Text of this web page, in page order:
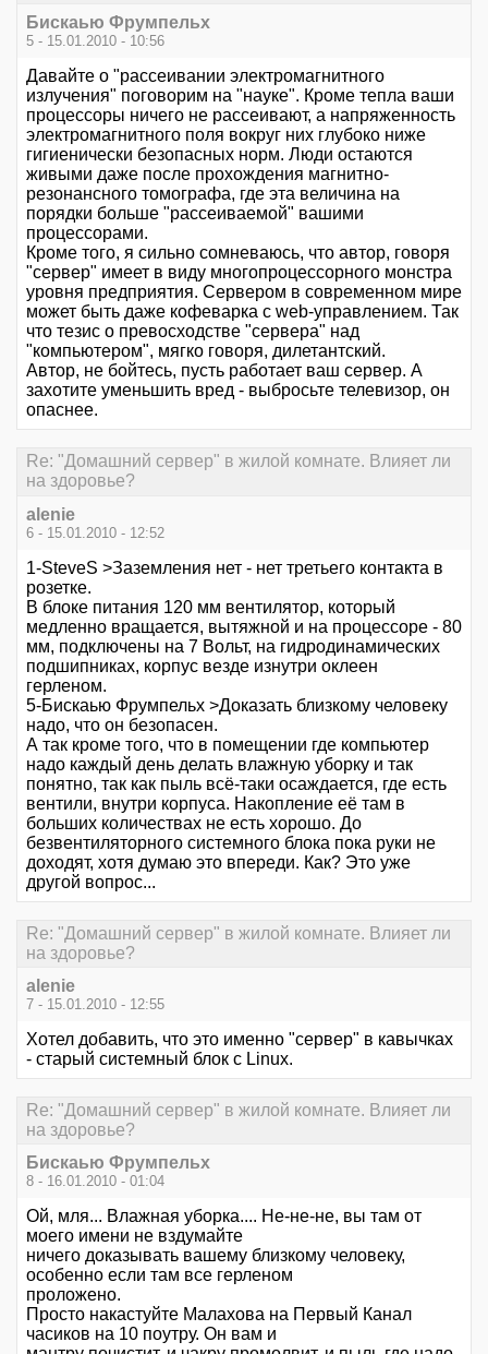
Бискаью Фрумпельх
5 - 15.01.2010 - 10:56
Давайте о "рассеивании электромагнитного
излучения" поговорим на "науке". Кроме тепла ваши
процессоры ничего не рассеивают, а напряженность
электромагнитного поля вокруг них глубоко ниже
гигиенически безопасных норм. Люди остаются
живыми даже после прохождения магнитно-
резонансного томографа, где эта величина на
порядки больше "рассеиваемой" вашими
процессорами.
Кроме того, я сильно сомневаюсь, что автор, говоря
"сервер" имеет в виду многопроцессорного монстра
уровня предприятия. Сервером в современном мире
может быть даже кофеварка с web-управлением. Так
что тезис о превосходстве "сервера" над
"компьютером", мягко говоря, дилетантский.
Автор, не бойтесь, пусть работает ваш сервер. А
захотите уменьшить вред - выбросьте телевизор, он
опаснее.
Re: "Домашний сервер" в жилой комнате. Влияет ли
на здоровье?
alenie
6 - 15.01.2010 - 12:52
1-SteveS >Заземления нет - нет третьего контакта в
розетке.
В блоке питания 120 мм вентилятор, который
медленно вращается, вытяжной и на процессоре - 80
мм, подключены на 7 Вольт, на гидродинамических
подшипниках, корпус везде изнутри оклеен
герленом.
5-Бискаью Фрумпельх >Доказать близкому человеку
надо, что он безопасен.
А так кроме того, что в помещении где компьютер
надо каждый день делать влажную уборку и так
понятно, так как пыль всё-таки осаждается, где есть
вентили, внутри корпуса. Накопление её там в
больших количествах не есть хорошо. До
безвентиляторного системного блока пока руки не
доходят, хотя думаю это впереди. Как? Это уже
другой вопрос...
Re: "Домашний сервер" в жилой комнате. Влияет ли
на здоровье?
alenie
7 - 15.01.2010 - 12:55
Хотел добавить, что это именно "сервер" в кавычках
- старый системный блок с Linux.
Re: "Домашний сервер" в жилой комнате. Влияет ли
на здоровье?
Бискаью Фрумпельх
8 - 16.01.2010 - 01:04
Ой, мля... Влажная уборка.... Не-не-не, вы там от
моего имени не вздумайте
ничего доказывать вашему близкому человеку,
особенно если там все герленом
проложено.
Просто накастуйте Малахова на Первый Канал
часиков на 10 поутру. Он вам и